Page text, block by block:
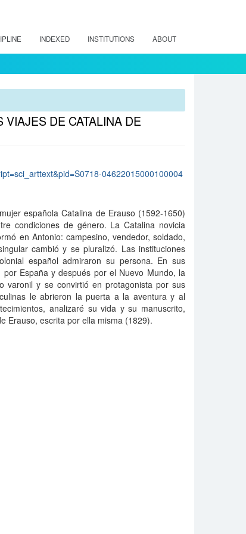
INDEXED INSTITUTIONS ABOUT
DE CATALINA DE
04622015000100004
española Catalina de Erauso (1592-1650)
condiciones de género. La Catalina novicia
en Antonio: campesino, vendedor, soldado,
cambió y se pluralizó. Las instituciones
español admiraron su persona. En sus
España y después por el Nuevo Mundo, la
varonil y se convirtió en protagonista por sus
le abrieron la puerta a la aventura y al
analizaré su vida y su manuscrito,
Erauso, escrita por ella misma (1829).